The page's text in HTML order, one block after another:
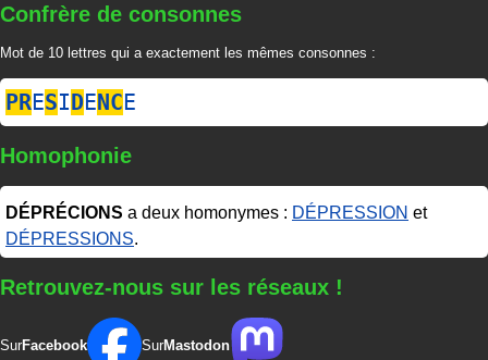
Confrère de consonnes
Mot de 10 lettres qui a exactement les mêmes consonnes :
PRESIDENCE
Homophonie
DÉPRÉCIONS a deux homonymes : DÉPRESSION et
DÉPRESSIONS.
Retrouvez-nous sur les réseaux !
SurFacebook SurMastodon